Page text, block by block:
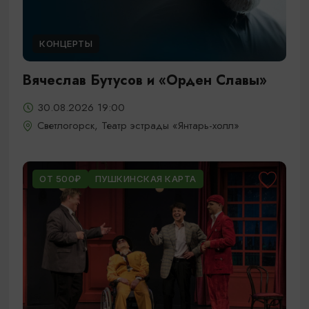
КОНЦЕРТЫ
Вячеслав Бутусов и «Орден Славы»
30.08.2026 19:00
Светлогорск, Театр эстрады «Янтарь-холл»
ОТ 500₽ ПУШКИНСКАЯ КАРТА